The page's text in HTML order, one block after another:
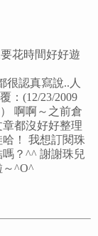
花時間好好遊
很認真寫說..人
：(12/23/2009
啊啊～之前倉
都沒好好整理
！ 我想訂閱珠
？^^ 謝謝珠兒
～^O^